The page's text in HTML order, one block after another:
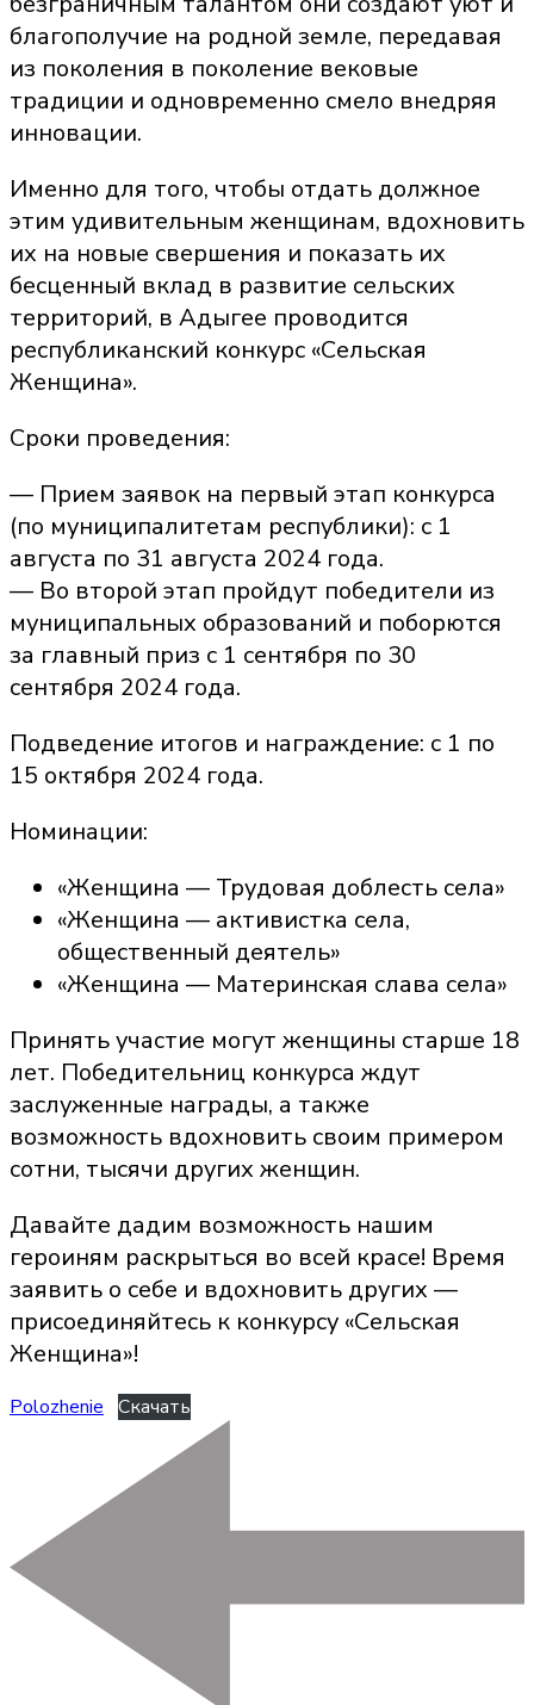
благополучие на родной земле, передавая
из поколения в поколение вековые
традиции и одновременно смело внедряя
инновации.
Именно для того, чтобы отдать должное
этим удивительным женщинам, вдохновить
их на новые свершения и показать их
бесценный вклад в развитие сельских
территорий, в Адыгее проводится
республиканский конкурс «Сельская
Женщина».
Сроки проведения:
— Прием заявок на первый этап конкурса
(по муниципалитетам республики): с 1
августа по 31 августа 2024 года.
— Во второй этап пройдут победители из
муниципальных образований и поборются
за главный приз с 1 сентября по 30
сентября 2024 года.
Подведение итогов и награждение: с 1 по
15 октября 2024 года.
Номинации:
«Женщина — Трудовая доблесть села»
«Женщина — активистка села,
общественный деятель»
«Женщина — Материнская слава села»
Принять участие могут женщины старше 18
лет. Победительниц конкурса ждут
заслуженные награды, а также
возможность вдохновить своим примером
сотни, тысячи других женщин.
Давайте дадим возможность нашим
героиням раскрыться во всей красе! Время
заявить о себе и вдохновить других —
присоединяйтесь к конкурсу «Сельская
Женщина»!
Polozhenie Скачать